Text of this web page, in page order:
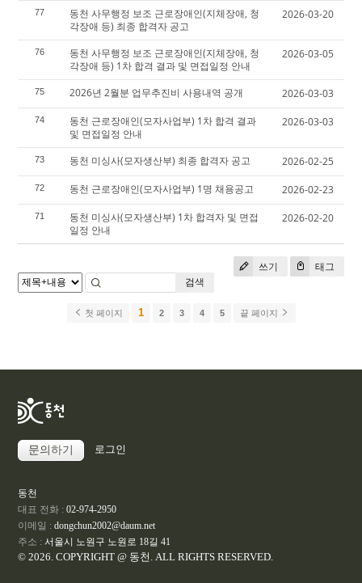
77
동천 사무행정 보조 근로장애인(지체장애, 청
각장애 등) 최종 합격자 공고
2026-03-20
76
동천 사무행정 보조 근로장애인(지체장애, 청
각장애 등) 1차 합격 결과 및 면접일정 안내
2026-03-05
75 2026년 2월분 업무추진비 사용내역 공개 2026-03-03
74
동천 근로장애인(모자사업부) 1차 합격 결과
및 면접일정 안내
2026-03-03
73 동천 미싱사(모자생산부) 최종 합격자 공고 2026-02-25
72 동천 근로장애인(모자사업부) 1명 채용공고 2026-02-23
71
동천 미싱사(모자생산부) 1차 합격자 및 면접
일정 안내
2026-02-20
쓰기
태그
검색
첫 페이지 1 2 3 4 5 끝 페이지
문의하기 로그인
동천
대표 전화 : 02-974-2950
이메일 : dongchun2002@daum.net
주소 : 서울시 노원구 노원로 18길 41
© 2026. COPYRIGHT @ 동천. ALL RIGHTS RESERVED.